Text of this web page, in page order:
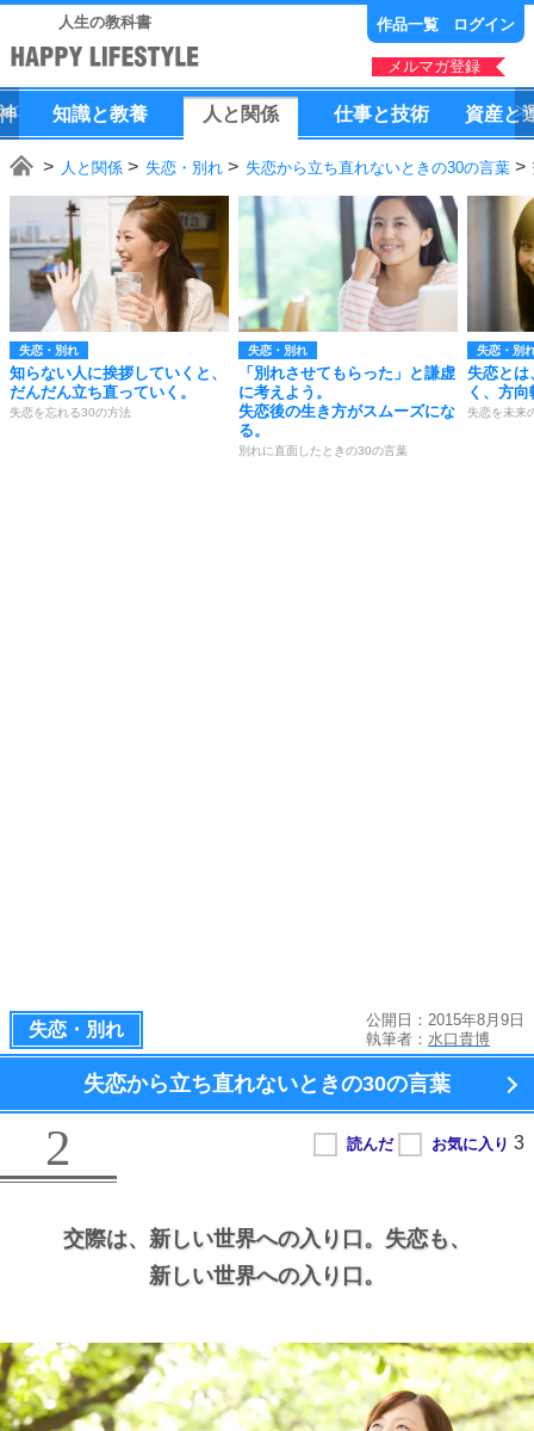
人生の教科書 作品一覧 ログイン
メルマガ登録
知識と教養 人 と 関係 仕事と技術 資産と
人と関係 失恋・別れ 失恋から立ち直れないときの30の言葉
失恋・別れ
知らない人に挨拶していくと、
だんだん立ち直っていく。
失恋を忘れる30の方法
失恋・別れ
「別れさせてもらった」と謙虚
に考えよう。
失恋後の生き方がスムーズにな
る。
別れに直面したときの30の言葉
失恋・別
失恋とは
く、方
失恋を未来
失恋・別れ
公開日：2015年8月9日
執筆者： 水口貴博
失恋から立ち直れないときの30の言葉
2
交際は、 新しい世界への入り口。 失恋も、
新しい世界への入り口。